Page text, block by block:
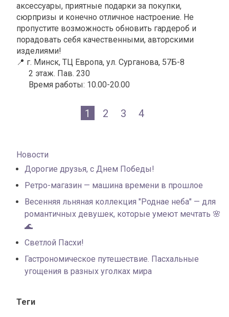
аксессуары, приятные подарки за покупки,
сюрпризы и конечно отличное настроение. Не
пропустите возможность обновить гардероб и
порадовать себя качественными, авторскими
изделиями!
📍 г. Минск, ТЦ Европа, ул. Сурганова, 57Б-8
2 этаж. Пав. 230
Время работы: 10.00-20.00
1 2 3 4
Новости
Дорогие друзья, с Днем Победы!
Ретро-магазин — машина времени в прошлое
Весенняя льняная коллекция "Роднае неба" — для
романтичных девушек, которые умеют мечтать 🌸
🌊
Светлой Пасхи!
Гастрономическое путешествие. Пасхальные
угощения в разных уголках мира
Теги